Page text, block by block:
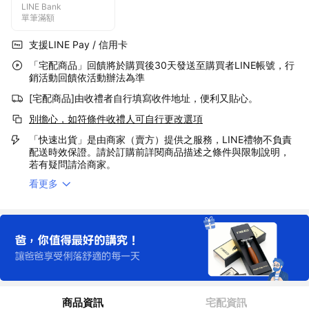
LINE Bank
單筆滿額
支援LINE Pay / 信用卡
「宅配商品」回饋將於購買後30天發送至購買者LINE帳號，行
銷活動回饋依活動辦法為準
[宅配商品]由收禮者自行填寫收件地址，便利又貼心。
別擔心，如符條件收禮人可自行更改選項
「快速出貨」是由商家（賣方）提供之服務，LINE禮物不負責
配送時效保證。請於訂購前詳閱商品描述之條件與限制說明，
若有疑問請洽商家。
看更多
商品資訊 宅配資訊